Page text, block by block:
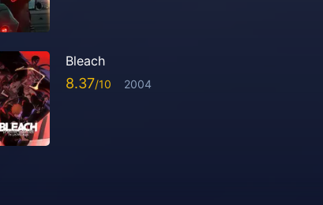
Bleach
8.37 2004